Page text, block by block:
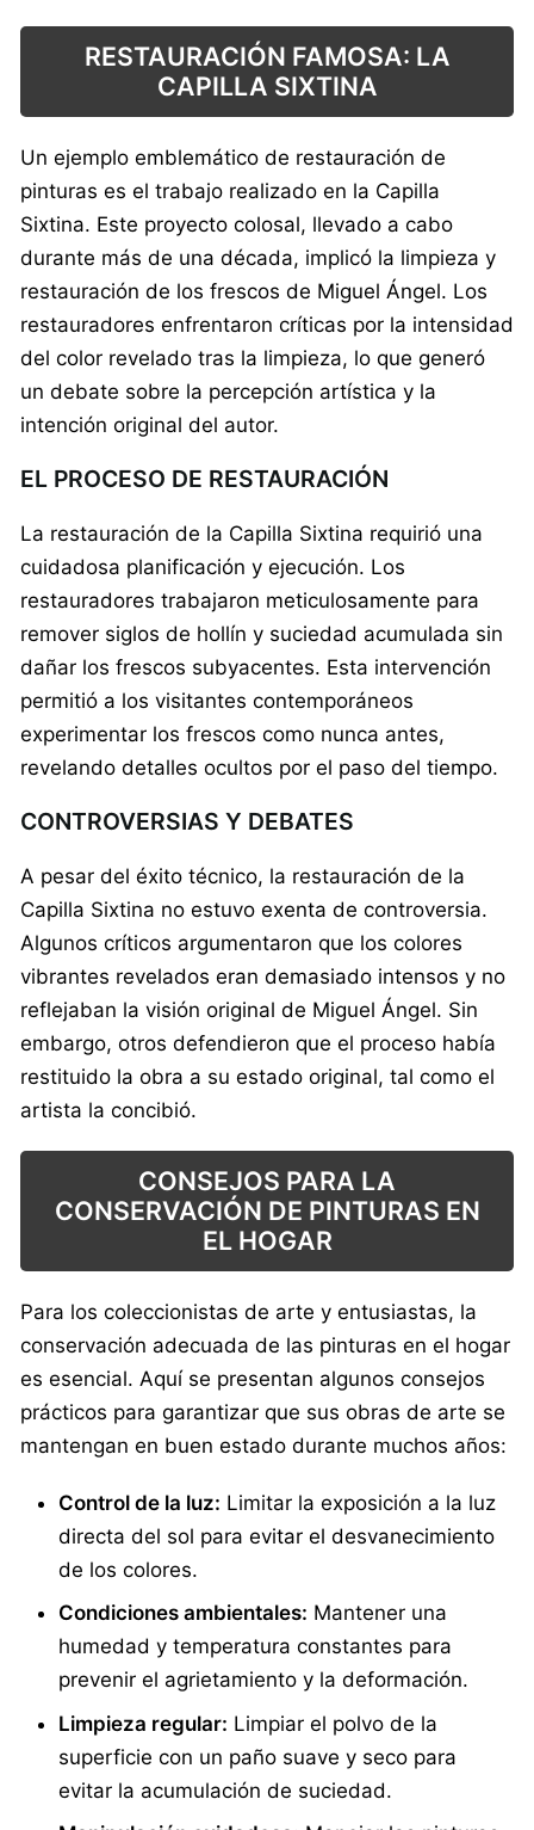
RESTAURACIÓN FAMOSA: LA
CAPILLA SIXTINA
Un ejemplo emblemático de restauración de
pinturas es el trabajo realizado en la Capilla
Sixtina. Este proyecto colosal, llevado a cabo
durante más de una década, implicó la limpieza y
restauración de los frescos de Miguel Ángel. Los
restauradores enfrentaron críticas por la intensidad
del color revelado tras la limpieza, lo que generó
un debate sobre la percepción artística y la
intención original del autor.
EL PROCESO DE RESTAURACIÓN
La restauración de la Capilla Sixtina requirió una
cuidadosa planificación y ejecución. Los
restauradores trabajaron meticulosamente para
remover siglos de hollín y suciedad acumulada sin
dañar los frescos subyacentes. Esta intervención
permitió a los visitantes contemporáneos
experimentar los frescos como nunca antes,
revelando detalles ocultos por el paso del tiempo.
CONTROVERSIAS Y DEBATES
A pesar del éxito técnico, la restauración de la
Capilla Sixtina no estuvo exenta de controversia.
Algunos críticos argumentaron que los colores
vibrantes revelados eran demasiado intensos y no
reflejaban la visión original de Miguel Ángel. Sin
embargo, otros defendieron que el proceso había
restituido la obra a su estado original, tal como el
artista la concibió.
CONSEJOS PARA LA
CONSERVACIÓN DE PINTURAS EN
EL HOGAR
Para los coleccionistas de arte y entusiastas, la
conservación adecuada de las pinturas en el hogar
es esencial. Aquí se presentan algunos consejos
prácticos para garantizar que sus obras de arte se
mantengan en buen estado durante muchos años:
Control de la luz: Limitar la exposición a la luz
directa del sol para evitar el desvanecimiento
de los colores.
Condiciones ambientales: Mantener una
humedad y temperatura constantes para
prevenir el agrietamiento y la deformación.
Limpieza regular: Limpiar el polvo de la
superficie con un paño suave y seco para
evitar la acumulación de suciedad.